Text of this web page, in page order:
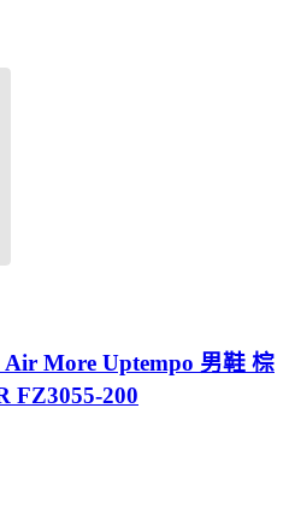
More Uptempo 男鞋 棕
FZ3055-200